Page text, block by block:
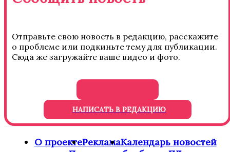
Отправьте свою новость в редакцию, расскажите
о проблеме или подкиньте тему для публикации.
Сюда же загружайте ваше видео и фото.
НАПИСАТЬ В РЕДАКЦИЮ
О проектеРекламаКалендарь новостей